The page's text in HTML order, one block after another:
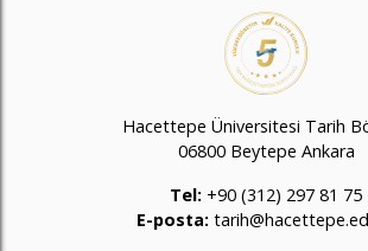
Hacettepe Üniversitesi Tarih
06800 Beytepe Ankara
Tel: +90 (312) 297 81 75
E-posta: